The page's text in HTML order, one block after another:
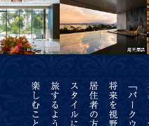
ロビーラウンジ 露天風呂